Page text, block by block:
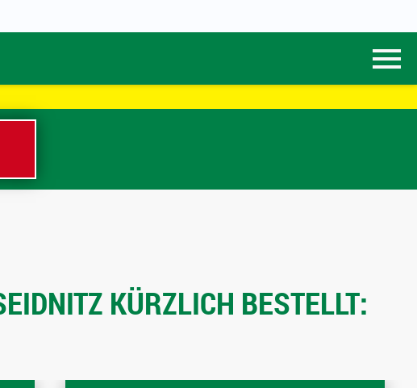
KÜRZLICH BESTELLT: